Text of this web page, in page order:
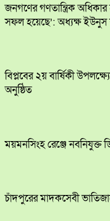
জনগণের গণতান্ত্রিক
সফল হয়েছে’: অধ্যক্ষ
বিপ্লবের ২য় বার্ষিকী
অনুষ্ঠিত
ময়মনসিংহ রেঞ্জে
চাঁদপুরের মাদকসেবী